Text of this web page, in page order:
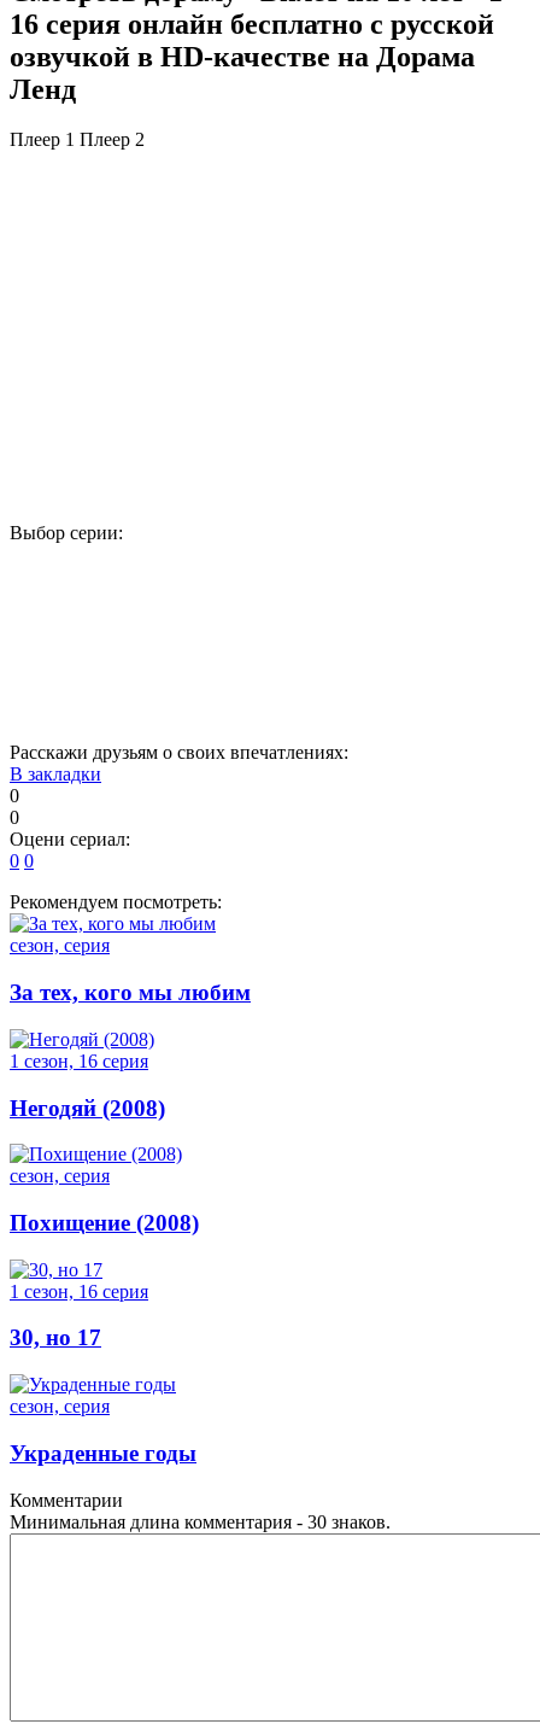
16 серия онлайн бесплатно с русской
озвучкой в HD-качестве на Дорама
Ленд
Плеер 1 Плеер 2
Выбор серии:
Расскажи друзьям о своих впечатлениях:
В закладки
0
0
Оцени сериал:
0 0
Рекомендуем посмотреть:
сезон, серия
За тех, кого мы любим
1 сезон, 16 серия
Негодяй (2008)
сезон, серия
Похищение (2008)
1 сезон, 16 серия
30, но 17
сезон, серия
Украденные годы
Комментарии
Минимальная длина комментария - 30 знаков.